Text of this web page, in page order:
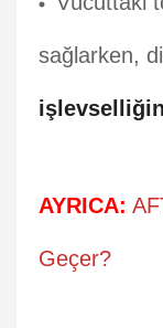
sağlarken,
AYRICA:
Geçer?